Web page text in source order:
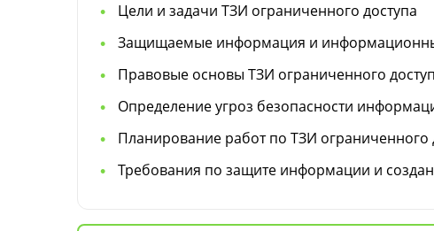
Цели и задачи ТЗИ ограниченного доступа
Защищаемые информация и
Правовые основы ТЗИ ограниченного
Определение угроз безопасности
Планирование работ по ТЗИ ограниченного
Требования по защите информации и